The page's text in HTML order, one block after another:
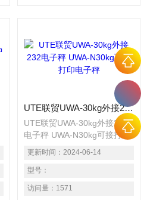
接口,可连接电脑或打印机.
UTE联贸UWA-30kg外接232电子秤 UWA-N30kg可接打印电子秤
UTE联贸UWA-30kg外接232
电子秤 UWA-N30kg可接打印
电子秤 使用高精度传感器,精
度达1/15000~1/30000. 采用
大型显示屏幕,明显易读. 交直
流两用,配备充电电池. 内置重
量单位可选择kg/1b. 具备自动
更新时间： 2024-06-14
型号：
访问量： 1571